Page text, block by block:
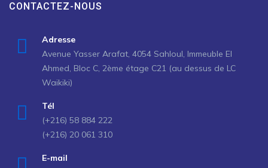
CONTACTEZ-NOUS
Adresse
Avenue Yasser Arafat, 4054 Sahloul, Immeuble El
Ahmed, Bloc C, 2ème étage C21 (au dessus de LC
Waikiki)
Tél
(+216) 58 884 222
(+216) 20 061 310
E-mail